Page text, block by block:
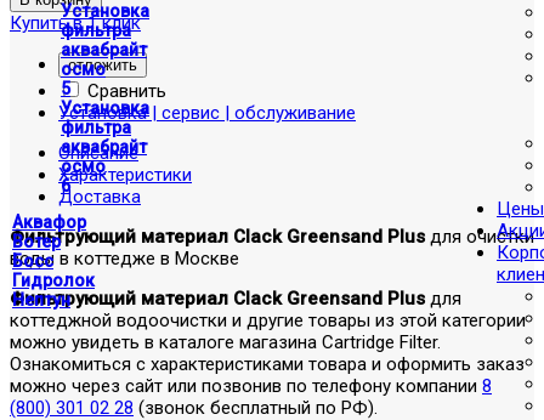
Установка
фильтра
аквабрайт
осмо
5
Установка
фильтра
аквабрайт
осмо
6
Аквафор
Вотер
Босс
Гидролок
Нептун
Цены
Купить в 1 клик
отложить
Сравнить
Установка | сервис | обслуживание
Описание
Характеристики
Доставка
Фильтрующий материал Clack Greensand Plus для очистки
воды в коттедже в Москве
Фильтрующий материал Clack Greensand Plus для
коттеджной водоочистки и другие товары из этой категории
можно увидеть в каталоге магазина Cartridge Filter.
Ознакомиться с характеристиками товара и оформить заказ
можно через сайт или позвонив по телефону компании 8
(800) 301 02 28 (звонок бесплатный по РФ).